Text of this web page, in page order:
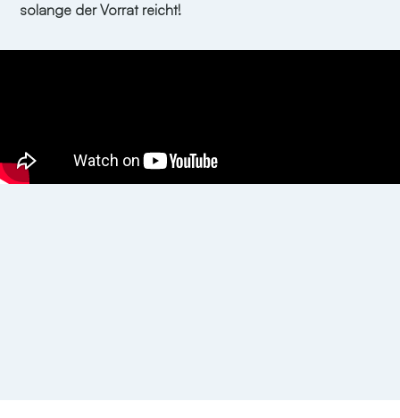
solange der Vorrat reicht!